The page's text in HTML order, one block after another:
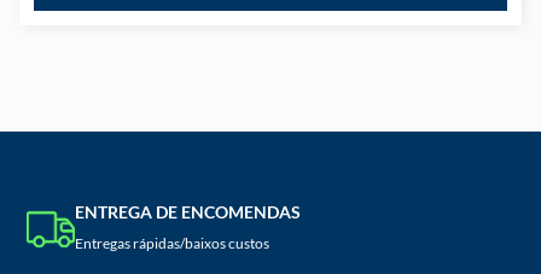
ENTREGA DE ENCOMENDAS
Entregas rápidas/baixos custos